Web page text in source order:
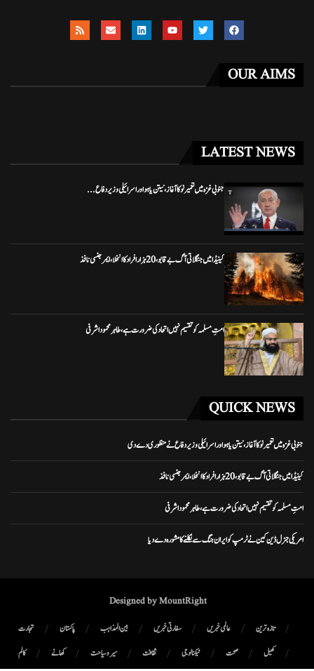
OUR AIMS
LATEST NEWS
جنوبی غزہ میں تعمیر نو کا آغاز، نیتن یاہو اور اسرائیلی وزیر دفاع...
کینیڈا میں جنگلاتی آگ بے قابو، 20 ہزار افراد کا انخلا، ایمرجنسی نافذ
امتِ مسلمہ کو تقسیم نہیں اتحاد کی ضرورت ہے، طاہر محمود اشرفی
QUICK NEWS
جنوبی غزہ میں تعمیر نو کا آغاز، نیتن یاہو اور اسرائیلی وزیر دفاع نے منظوری دے دی
کینیڈا میں جنگلاتی آگ بے قابو، 20 ہزار افراد کا انخلا، ایمرجنسی نافذ
امتِ مسلمہ کو تقسیم نہیں اتحاد کی ضرورت ہے، طاہر محمود اشرفی
امریکی جنرل ڈین کین نے ٹرمپ کو ایران جنگ سے نکلنے کا مشورہ دے دیا
Designed by MountRight
تازہ ترین عالمی خبریں سفارتی خبریں بین المذاہب پاکستان
تجارت
کھیل
صحت ٹیکنالوجی ثقافت سیر و سیاحت کھانے کالم